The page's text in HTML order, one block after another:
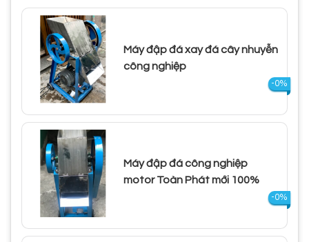
Máy đập đá xay đá cây nhuyễn
công nghiệp
-0%
Máy đập đá công nghiệp
motor Toàn Phát mới 100%
-0%